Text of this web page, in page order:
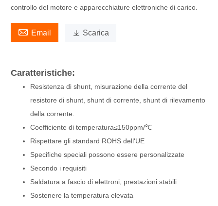
controllo del motore e apparecchiature elettroniche di carico.
 Email  Scarica
Caratteristiche:
Resistenza di shunt, misurazione della corrente del
resistore di shunt, shunt di corrente, shunt di rilevamento
della corrente.
Coefficiente di temperatura≤150ppm/℃
Rispettare gli standard ROHS dell'UE
Specifiche speciali possono essere personalizzate
Secondo i requisiti
Saldatura a fascio di elettroni, prestazioni stabili
Sostenere la temperatura elevata